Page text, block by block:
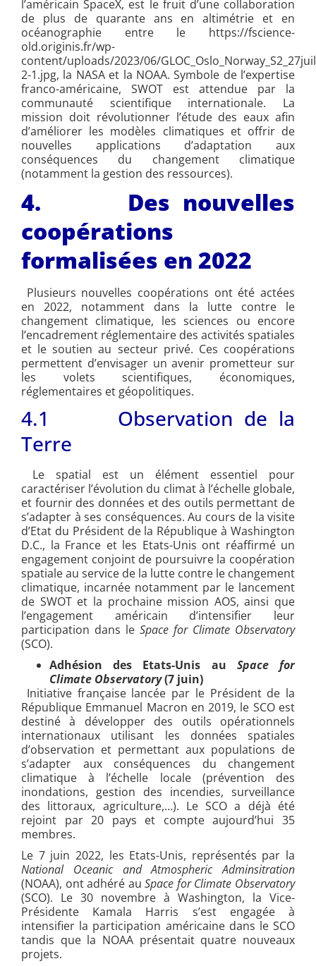
l’américain SpaceX, est le fruit d’une collaboration
de plus de quarante ans en altimétrie et en
océanographie entre le https://fscience-
old.originis.fr/wp-
content/uploads/2023/06/
2-1.jpg, la NASA et la NOAA. Symbole de l’expertise
franco-américaine, SWOT est attendue par la
communauté scientifique internationale. La
mission doit révolutionner l’étude des eaux afin
d’améliorer les modèles climatiques et offrir de
nouvelles applications d’adaptation aux
conséquences du changement climatique
(notamment la gestion des ressources).
4. Des nouvelles
coopérations
formalisées en 2022
Plusieurs nouvelles coopérations ont été actées
en 2022, notamment dans la lutte contre le
changement climatique, les sciences ou encore
l’encadrement réglementaire des activités spatiales
et le soutien au secteur privé. Ces coopérations
permettent d’envisager un avenir prometteur sur
les volets scientifiques, économiques,
réglementaires et géopolitiques.
4.1 Observation de la
Terre
Le spatial est un élément essentiel pour
caractériser l’évolution du climat à l’échelle globale,
et fournir des données et des outils permettant de
s’adapter à ses conséquences. Au cours de la visite
d’Etat du Président de la République à Washington
D.C., la France et les Etats-Unis ont réaffirmé un
engagement conjoint de poursuivre la coopération
spatiale au service de la lutte contre le changement
climatique, incarnée notamment par le lancement
de SWOT et la prochaine mission AOS, ainsi que
l’engagement américain d’intensifier leur
participation dans le Space for Climate Observatory
(SCO).
Adhésion des Etats-Unis au Space for
Climate Observatory(7 juin)
Initiative française lancée par le Président de la
République Emmanuel Macron en 2019, le SCO est
destiné à développer des outils opérationnels
internationaux utilisant les données spatiales
d’observation et permettant aux populations de
s’adapter aux conséquences du changement
climatique à l’échelle locale (prévention des
inondations, gestion des incendies, surveillance
des littoraux, agriculture,…). Le SCO a déjà été
rejoint par 20 pays et compte aujourd’hui 35
membres.
Le 7 juin 2022, les Etats-Unis, représentés par la
National Oceanic and Atmospheric Adminsitration
(NOAA), ont adhéré auSpace for Climate Observatory
(SCO). Le 30 novembre à Washington, la Vice-
Présidente Kamala Harris s’est engagée à
intensifier la participation américaine dans le SCO
tandis que la NOAA présentait quatre nouveaux
projets.